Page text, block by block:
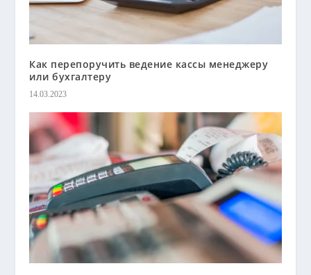
Как перепоручить ведение кассы менеджеру
или бухгалтеру
14.03.2023